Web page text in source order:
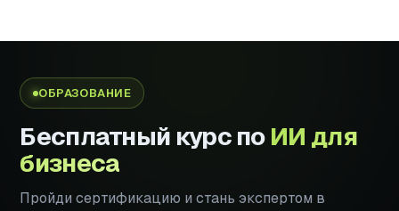
ОБРАЗОВАНИЕ
Бесплатный курс поИИ для
бизнеса
Пройди сертификацию и стань экспертом в